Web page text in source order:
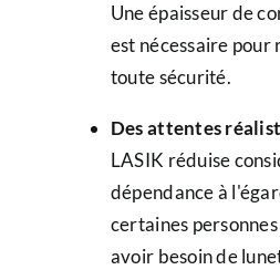
Une épaisseur de
est nécessaire
toute sécurité.
Des attentes
LASIK réduise
dépendance à
certaines
avoir besoin de